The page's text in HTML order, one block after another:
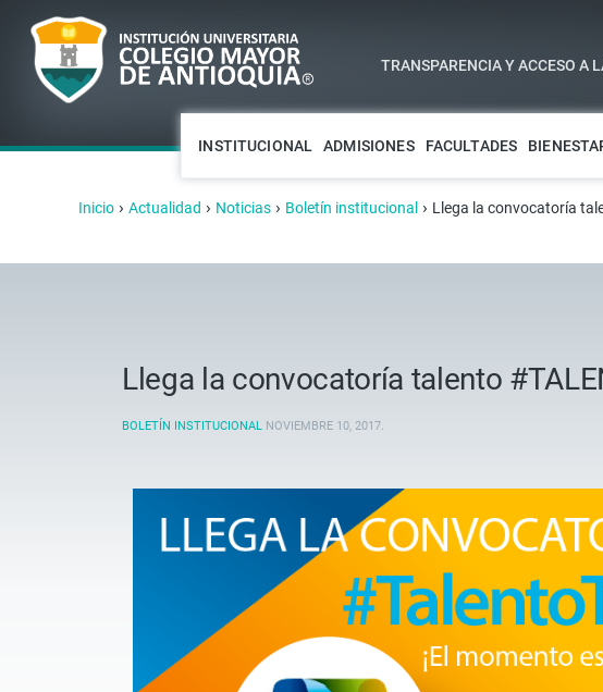
TRANSPARENCIA Y ACCESO A
INSTITUCIONAL ADMISIONES FACULTADES
Inicio › Actualidad › Noticias › Boletín institucional › Llega la convocatoría
Llega la convocatoría talento
BOLETÍN INSTITUCIONAL NOVIEMBRE 10, 2017.